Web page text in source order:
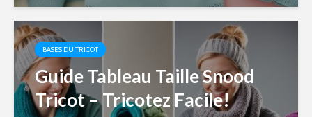
BASES DU TRICOT
Guide Tableau Taille Snood
Tricot – Tricotez Facile!